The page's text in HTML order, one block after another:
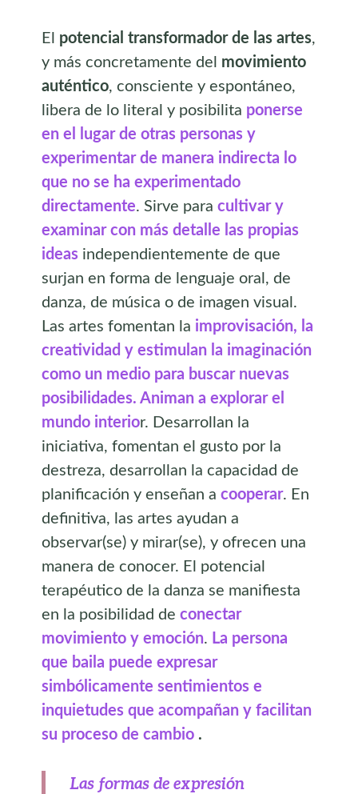
El potencial transformador de las artes,
y más concretamente del movimiento
auténtico, consciente y espontáneo,
libera de lo literal y posibilita ponerse
en el lugar de otras personas y
experimentar de manera indirecta lo
que no se ha experimentado
directamente. Sirve paracultivar y
examinar con más detalle las propias
ideas independientemente de que
surjan en forma de lenguaje oral, de
danza, de música o de imagen visual.
Las artes fomentan la improvisación, la
creatividad y estimulan la imaginación
como un medio para buscar nuevas
posibilidades. Animan a explorar el
mundo interior. Desarrollan la
iniciativa, fomentan el gusto por la
destreza, desarrollan la capacidad de
planificación y enseñan acooperar. En
definitiva, las artes ayudan a
observar(se) y mirar(se), y ofrecen una
manera de conocer. El potencial
terapéutico de la danza se manifiesta
en la posibilidad de conectar
movimiento y emoción. La persona
que baila puede expresar
simbólicamente sentimientos e
inquietudes que acompañan y facilitan
su proceso de cambio .
Las formas de expresión